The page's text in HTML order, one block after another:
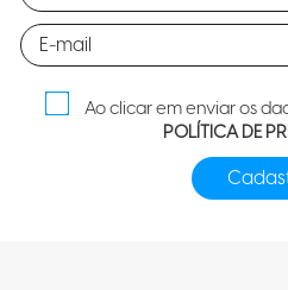
Ao clicar em enviar os
POLÍTICA DE